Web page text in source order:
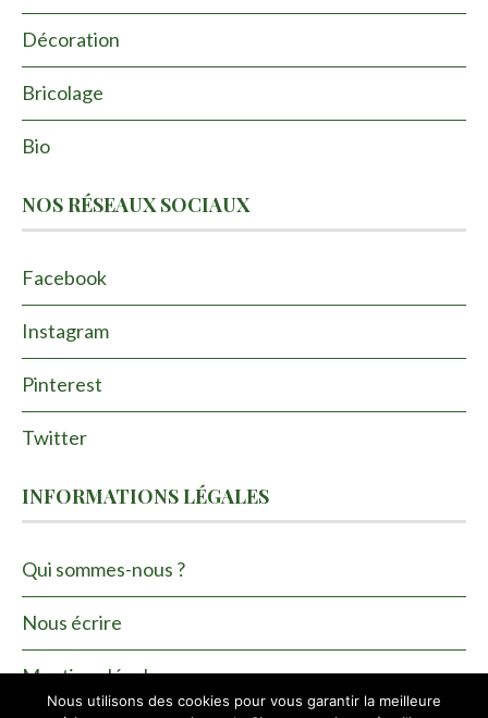
Décoration
Bricolage
Bio
NOS RÉSEAUX SOCIAUX
Facebook
Instagram
Pinterest
Twitter
INFORMATIONS LÉGALES
Qui sommes-nous ?
Nous écrire
Mentions légales
Nous utilisons des cookies pour vous garantir la meilleure